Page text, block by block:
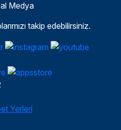
Medya
takip edebilirsiniz.
Yerleri